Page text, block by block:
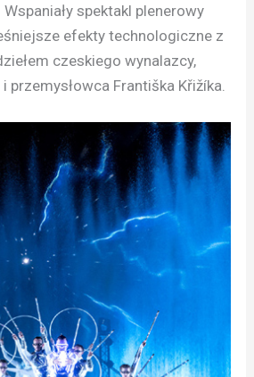
spektakl plenerowy
efekty technologiczne z
czeskiego wynalazcy,
przemysłowca Františka Křižíka.